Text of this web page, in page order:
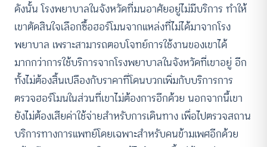
ดังนั้น โรงพยาบาลในจังหวัดที่มนอาศัยอยู่ไม่มีบริการ ทำให้
เขาตัดสินใจเลือกซื้อฮอร์โมนจากแหล่งที่ไม่ได้มาจากโรง
พยาบาล เพราะสามารถตอบโจทย์การใช้งานของเขาได้
มากกว่าการใช้บริการจากโรงพยาบาลในจังหวัดที่เขาอยู่ อีก
ทั้งไม่ต้องสิ้นเปลืองกับราคาที่โดนบวกเพิ่มกับบริการการ
ตรวจฮอร์โมนในส่วนที่เขาไม่ต้องการอีกด้วย นอกจากนี้เขา
ยังไม่ต้องเสียค่าใช้จ่ายสำหรับการเดินทาง เพื่อไปตรวจสถาน
บริการทางการแพทย์โดยเฉพาะสำหรับคนข้ามเพศอีกด้วย